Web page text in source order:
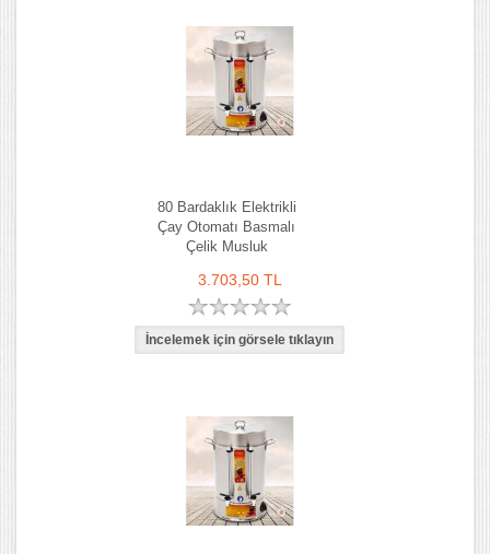
80 Bardaklık Elektrikli
Çay Otomatı Basmalı
Çelik Musluk
3.703,50 TL